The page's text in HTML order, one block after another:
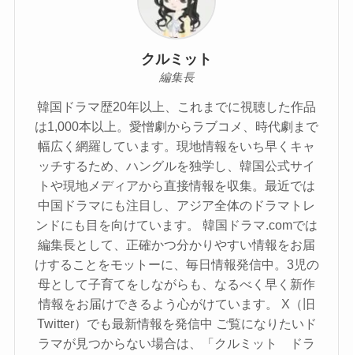
クルミット
編集長
韓国ドラマ歴20年以上、これまでに視聴した作品
は1,000本以上。愛憎劇からラブコメ、時代劇まで
幅広く網羅しています。現地情報をいち早くキャ
ッチするため、ハングルを独学し、韓国公式サイ
トや現地メディアから直接情報を収集。最近では
中国ドラマにも注目し、アジア全体のドラマトレ
ンドにも目を向けています。 韓国ドラマ.comでは
編集長として、正確かつ分かりやすい情報をお届
けすることをモットーに、毎日情報発信中。3児の
母として子育てをしながらも、なるべく早く新作
情報をお届けできるよう心がけています。 X（旧
Twitter）でも最新情報を発信中 ご覧になりたいド
ラマが見つからない場合は、「クルミット ドラ